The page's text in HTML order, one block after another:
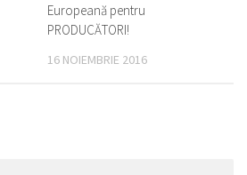
Europeană pentru
PRODUCĂTORI!
16 NOIEMBRIE 2016